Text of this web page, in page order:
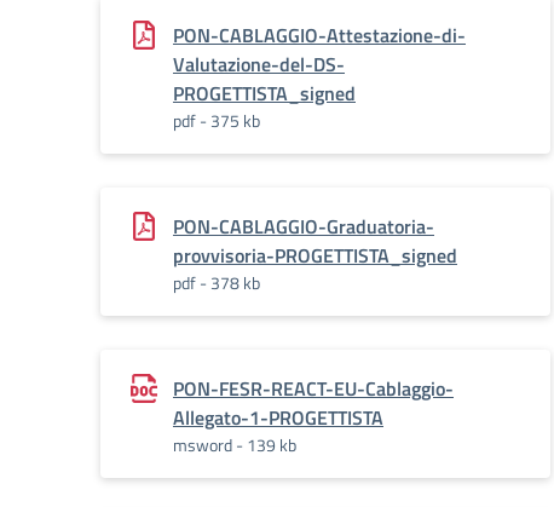
PON-CABLAGGIO-Attestazione-di-
Valutazione-del-DS-
PROGETTISTA_signed
pdf - 375 kb
PON-CABLAGGIO-Graduatoria-
provvisoria-PROGETTISTA_signed
pdf - 378 kb
PON-FESR-REACT-EU-Cablaggio-
Allegato-1-PROGETTISTA
msword - 139 kb